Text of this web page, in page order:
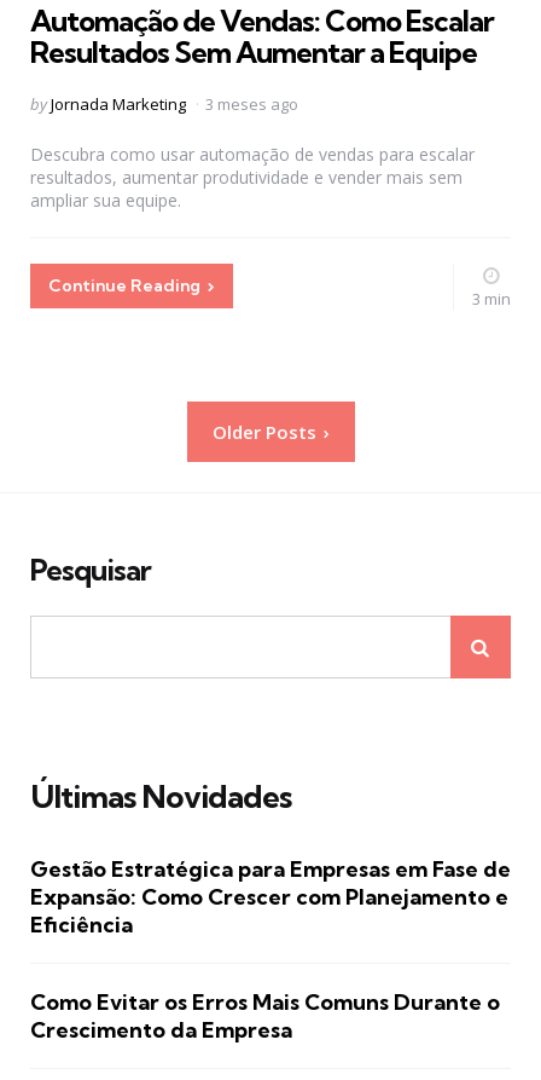
Automação de Vendas: Como Escalar
Resultados Sem Aumentar a Equipe
Posted
byJornada Marketing 3 meses ago
Descubra como usar automação de vendas para escalar
resultados, aumentar produtividade e vender mais sem
ampliar sua equipe.
Continue Reading
3 min
Older Posts
Pesquisar
Últimas Novidades
Gestão Estratégica para Empresas em Fase de
Expansão: Como Crescer com Planejamento e
Eficiência
Como Evitar os Erros Mais Comuns Durante o
Crescimento da Empresa